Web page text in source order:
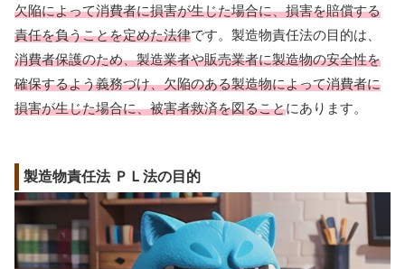
欠陥によって消費者に損害が生じた場合に、損害を賠償する
責任を負うことを定めた法律です。製造物責任法の目的は、
消費者保護のため、製造業者や販売業者に製造物の安全性を
確保するよう義務づけ、欠陥のある製造物によって消費者に
損害が生じた場合に、被害者救済を図ることにあります。
製造物責任法 ＰＬ法の目的